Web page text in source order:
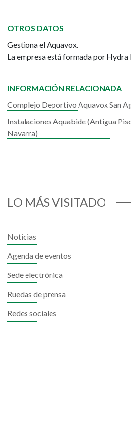
OTROS DATOS
Gestiona el Aquavox.
La empresa está formada por Hydra
INFORMACIÓN RELACIONADA
Complejo Deportivo Aquavox San
Instalaciones Aquabide (Antigua
Navarra)
LO MÁS VISITADO
Noticias
Agenda de eventos
Sede electrónica
Ruedas de prensa
Redes sociales